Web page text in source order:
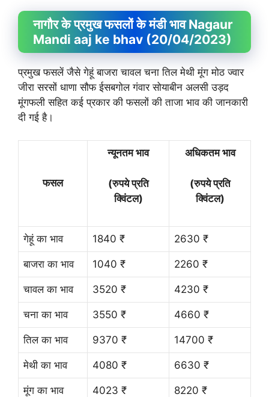
नागौर के प्रमुख फसलों के मंडी भाव Nagaur
Mandi aaj ke bhav (20/04/2023)
प्रमुख फसलें जैसे गेहूं बाजरा चावल चना तिल मेथी मूंग मोठ ज्वार
जीरा सरसों धाणा सौफ ईसबगोल गंवार सोयाबीन अलसी उड़द
मूंगफली सहित कई प्रकार की फसलों की ताजा भाव की जानकारी
दी गई है।
फसल
न्यूनतम भाव
(रुपये प्रति
क्विंटल)
अधिकतम भाव
(रुपये प्रति
क्विंटल)
गेहूं का भाव 1840 ₹ 2630 ₹
बाजरा का भाव 1040 ₹ 2260 ₹
चावल का भाव 3520 ₹ 4230 ₹
चना का भाव 3550 ₹ 4660 ₹
तिल का भाव 9370 ₹ 14700 ₹
मेथी का भाव 4080 ₹ 6630 ₹
मूंग का भाव 4023 ₹ 8220 ₹